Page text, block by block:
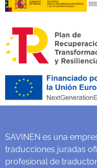
SAVINEN es una
traducciones juradas
profesional de